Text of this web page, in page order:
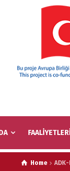
Home ADK-